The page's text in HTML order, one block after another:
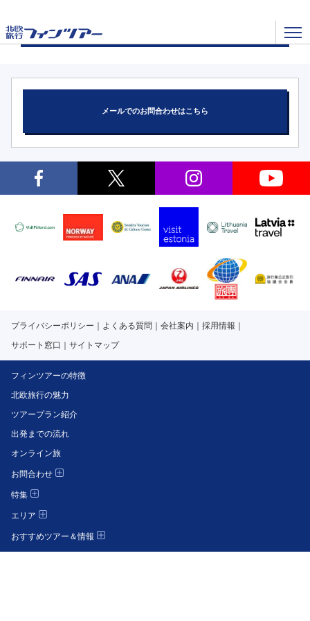
メールでのお問合わせはこちら
プライバシーポリシー よくある質問 会社案内
採用情報
サポート窓口
サイトマップ
フィンツアーの特徴
北欧旅行の魅力
ツアープラン紹介
出発までの流れ
オンライン旅
お問合わせ
特集
エリア
おすすめツアー＆情報